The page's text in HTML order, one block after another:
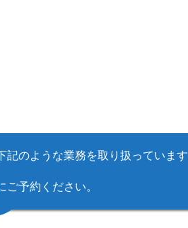
記のような業務を取り扱っていま
ご予約ください。